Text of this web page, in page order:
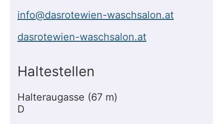
info@dasrotewien-waschsalon.at
dasrotewien-waschsalon.at
Haltestellen
Halteraugasse (67 m)
D